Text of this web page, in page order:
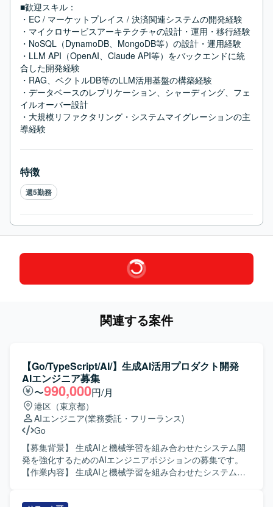
■歓迎スキル：
・EC / マーケットプレイス / 決済関連システムの開発経験
・マイクロサービスアーキテクチャの設計・運用・移行経験
・NoSQL（DynamoDB、MongoDB等）の設計・運用経験
・LLM API（OpenAI、Claude API等）をバックエンドに統
合した開発経験
・RAG、ベクトルDB等のLLM活用基盤の構築経験
・データベースのレプリケーション、シャーディング、フェ
イルオーバー設計
・大規模リファクタリング・システムマイグレーションの主
導経験
特徴
週5勤務
関連する案件
【Go/TypeScript/AI/】生成AI活用プロダクト開発
AIエンジニア募集
〜990,000円/月
港区（東京都）
AIエンジニア(業務委託・フリーランス)
Go
【募集背景】 生成AIと機械学習を組み合わせたシステム開
発を強化するためのAIエンジニアポジションの募集です。
【作業内容】 生成AIと機械学習を組み合わせたシステムの